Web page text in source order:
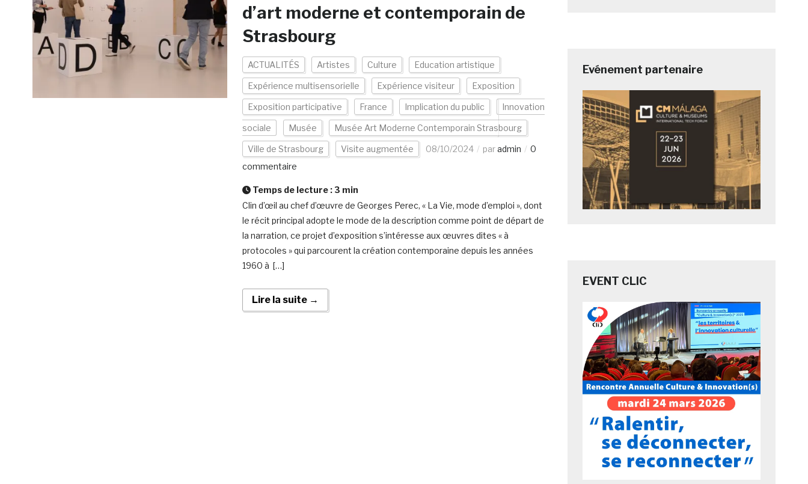
d’art moderne et contemporain de
Strasbourg
ACTUALITÉS Artistes Culture Education artistique
Expérience multisensorielle Expérience visiteur Exposition
Exposition participative France Implication du public Innovation
sociale Musée Musée Art Moderne Contemporain Strasbourg
Ville de Strasbourg Visite augmentée 08/10/2024 paradmin
0
commentaire
Temps de lecture : 3 min
Clin d’œil au chef d’œuvre de Georges Perec, « La Vie, mode d’emploi », dont
le récit principal adopte le mode de la description comme point de départ de
la narration, ce projet d’exposition s’intéresse aux œuvres dites « à
protocoles » qui parcourent la création contemporaine depuis les années
1960 à […]
Lire la suite →
Evénement partenaire
EVENT CLIC